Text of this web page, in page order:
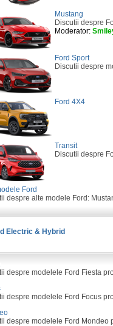
Mustang
Discutii despre
Moderator:
Ford Sport
Discutii despre
Ford 4X4
Transit
Discutii despre
Ford
despre alte modele Ford:
Electric & Hybrid
despre modelele Ford Fiesta
despre modelele Ford Focus
despre modelele Ford